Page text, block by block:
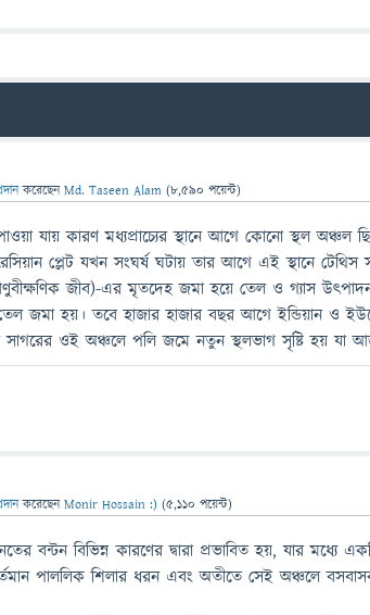
করেছেনMd. Taseen Alam (8,590 পয়েন্ট)
যায় কারণ মধ্যপ্রাচ্যের স্থানে আগে কোনো স্থল অঞ্চল
প্লেট যখন সংঘর্ষ ঘটায় তার আগে এই স্থানে টেথিস
আণুবীক্ষণিক জীব)-এর মৃতদেহ জমা হয়ে তেল ও গ্যাস
জমা হয়। তবে হাজার হাজার বছর আগে ইন্ডিয়ান ও
সাগরের ওই অঞ্চলে পলি জমে নতুন স্থলভাগ সৃষ্টি হয় যা
করেছেনMonir Hossain :) (5,110 পয়েন্ট)
বন্টন বিভিন্ন কারণের দ্বারা প্রভাবিত হয়, যার মধ্যে
পাললিক শিলার ধরন এবং অতীতে সেই অঞ্চলে